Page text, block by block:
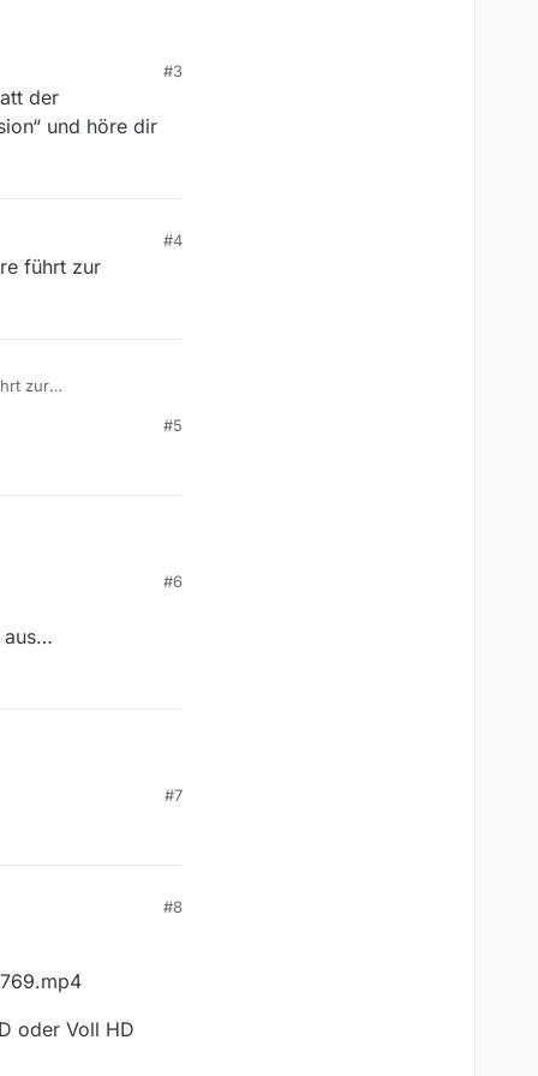
#3
der
und höre dir
#4
führt zur
zur
#5
#6
aus…
#7
#8
oder Voll HD